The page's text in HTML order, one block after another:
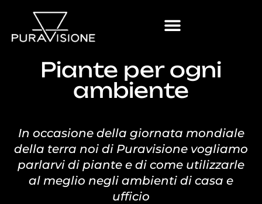
Piante per ogni
ambiente
In occasione della giornata mondiale
della terra noi di Puravisione vogliamo
parlarvi di piante e di come utilizzarle
al meglio negli ambienti di casa e
ufficio